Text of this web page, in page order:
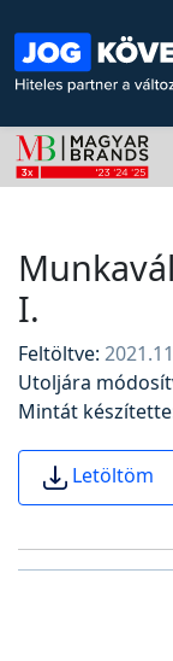
I.
Feltöltve:
Utoljára
Mintát
Letöltöm